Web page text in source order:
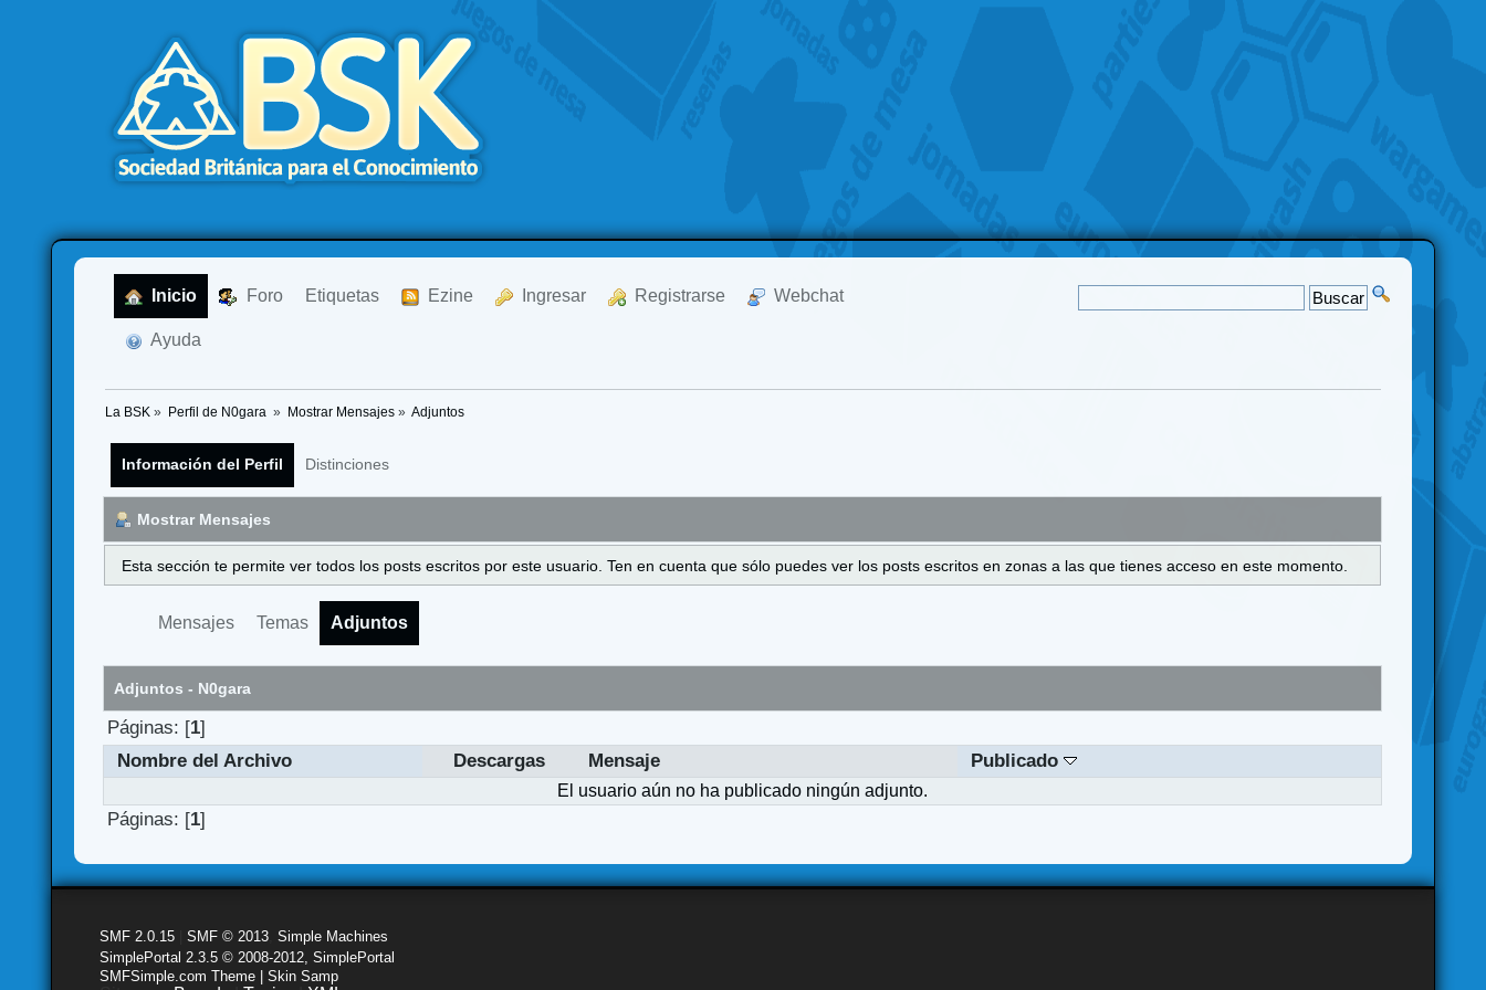
Inicio Foro Etiquetas Ezine Ingresar Registrarse Webchat
Ayuda
La BSK » Perfil de N0gara » Mostrar Mensajes» Adjuntos
Información del Perfil Distinciones
Mostrar Mensajes
Esta sección te permite ver todos los posts escritos por este usuario. Ten en cuenta que sólo puedes ver los posts escritos en zonas a las que tienes acceso en este momento.
Mensajes Temas Adjuntos
Adjuntos - N0gara
Páginas: [1]
Nombre del Archivo
Descargas Mensaje Publicado
El usuario aún no ha publicado ningún adjunto.
Páginas: [1]
SMF 2.0.15 |SMF © 2013 ,Simple Machines
SimplePortal 2.3.5 © 2008-2012, SimplePortal
SMFSimple.com Theme | Skin Samp